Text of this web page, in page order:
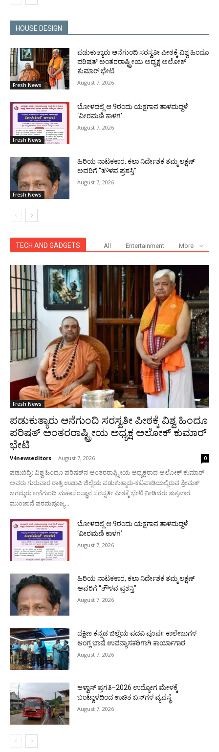
HOUSE DESIGN
Fresh News
ಪಡುಕುತ್ಯಾರು ಆನೆಗುಂದಿ ಸರಸ್ವತೀ ಪೀಠಕ್ಕೆ ವಿಶ್ವ ಹಿಂದೂ
ಪರಿಷತ್ ಅಂತರರಾಷ್ಟ್ರೀಯ ಅಧ್ಯಕ್ಷ ಅಲೋಕ್
ಕುಮಾರ್ ಭೇಟಿ
August 7, 2026
Fresh News
ಬೋಳದಲ್ಲಿ ಆ.9ರಂದು ಯಕ್ಷಗಾನ ತಾಳಮದ್ದಳೆ
‘ವೀರಮಣಿ ಕಾಳಗ’
August 7, 2026
Fresh News
ಹಿರಿಯ ನಾಟಕಕಾರ, ಕಲಾ ನಿರ್ದೇಶಕ ತಮ್ಮ ಲಕ್ಷಣ್
ಅವರಿಗೆ “ತೌಳವ ಪ್ರಶಸ್ತಿ”
August 7, 2026
TECH AND GADGETS All Entertainment More
Fresh News
ಪಡುಕುತ್ಯಾರು ಆನೆಗುಂದಿ ಸರಸ್ವತೀ ಪೀಠಕ್ಕೆ ವಿಶ್ವ ಹಿಂದೂ
ಪರಿಷತ್ ಅಂತರರಾಷ್ಟ್ರೀಯ ಅಧ್ಯಕ್ಷ ಅಲೋಕ್ ಕುಮಾರ್
ಭೇಟಿ
V4newseditors - August 7, 2026 0
ಪಡುಬಿದ್ರಿ: ವಿಶ್ವ ಹಿಂದೂ ಪರಿಷತ್‌ನ ಅಂತರರಾಷ್ಟ್ರೀಯ ಅಧ್ಯಕ್ಷರಾದ ಅಲೋಕ್ ಕುಮಾರ್
ಅವರು ಗುರುವಾರ ರಾತ್ರಿ ಉಡುಪಿ ಜಿಲ್ಲೆಯ ಪಡುಕುತ್ಯಾರು-ಕಟಪಾಡಿಯಲ್ಲಿರುವ ಶ್ರೀಮತ್
ಜಗದ್ಗುರು ಆನೆಗುಂದಿ ಮಹಾಸಂಸ್ಥಾನ ಸರಸ್ವತೀ ಪೀಠಕ್ಕೆ ಭೇಟಿ ನೀಡಿದರು.ಶುಕ್ರವಾರ
ಮುಂಜಾನೆ ಪರಮಪೂಜ್ಯ...
ಬೋಳದಲ್ಲಿ ಆ.9ರಂದು ಯಕ್ಷಗಾನ ತಾಳಮದ್ದಳೆ
‘ವೀರಮಣಿ ಕಾಳಗ’
August 7, 2026
ಹಿರಿಯ ನಾಟಕಕಾರ, ಕಲಾ ನಿರ್ದೇಶಕ ತಮ್ಮ ಲಕ್ಷಣ್
ಅವರಿಗೆ “ತೌಳವ ಪ್ರಶಸ್ತಿ”
August 7, 2026
ದಕ್ಷಿಣ ಕನ್ನಡ ಜಿಲ್ಲೆಯ ಪದವಿ ಪೂರ್ವ ಕಾಲೇಜುಗಳ
ಆಂಗ್ಲ ಭಾಷೆ ಉಪನ್ಯಾಸಕರಿಗಾಗಿ ಕಾರ್ಯಾಗಾರ
August 7, 2026
ಆಳ್ವಾಸ್ ಪ್ರಗತಿ–2026 ಉದ್ಯೋಗ ಮೇಳಕ್ಕೆ
ಬಂಟ್ವಾಳದಿಂದ ಉಚಿತ ಬಸ್‌ಗಳ ವ್ಯವಸ್ಥೆ
August 7, 2026